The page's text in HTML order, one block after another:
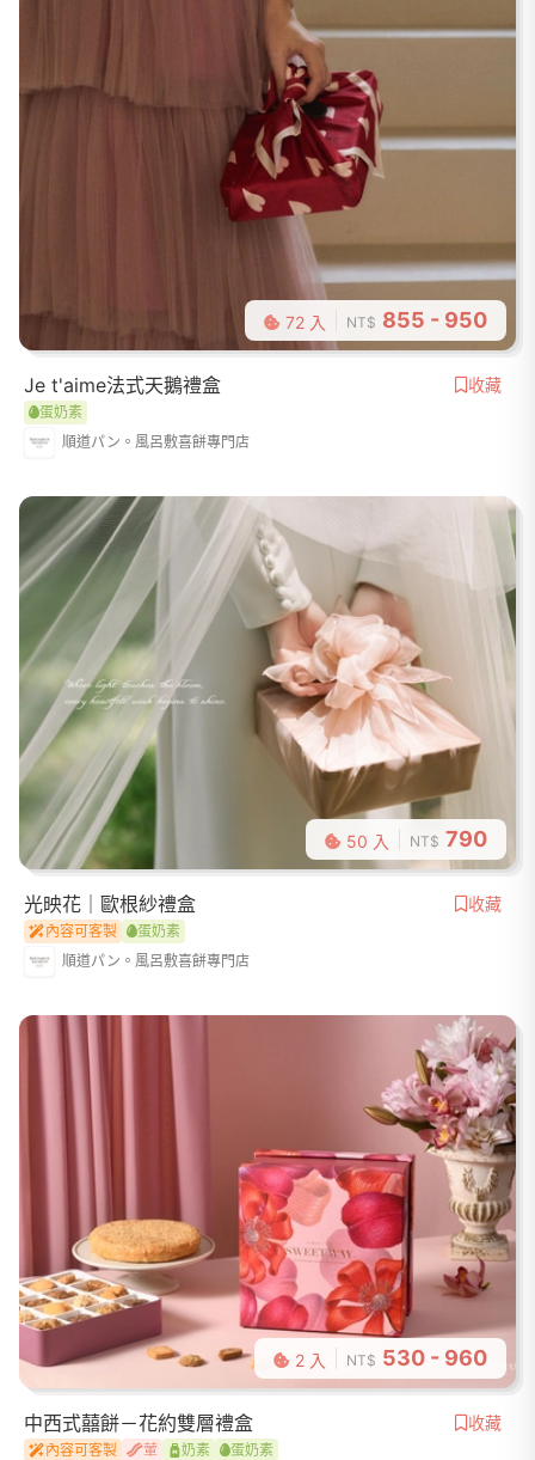
72 入 NT$ 855 - 950
Je t'aime法式天鵝禮盒 收藏
蛋奶素
順道パン。風呂敷喜餅專門店
50 入 NT$ 790
光映花｜歐根紗禮盒 收藏
內容可客製
蛋奶素
順道パン。風呂敷喜餅專門店
2 入 NT$ 530 - 960
中西式囍餅－花約雙層禮盒 收藏
內容可客製 葷 奶素
蛋奶素